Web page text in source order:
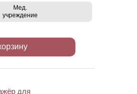
Мед.
учреждение